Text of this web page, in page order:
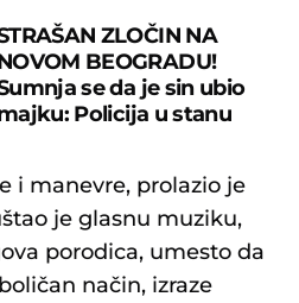
ZLOČIN NA
BEOGRADU!
se da je sin ubio
Policija u stanu
i manevre, prolazio je
je glasnu muziku,
porodica, umesto da
način, izraze